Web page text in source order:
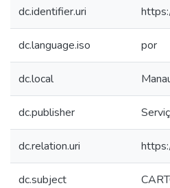
dc.identifier.uri
dc.language.iso por
dc.local
dc.publisher
dc.relation.uri
dc.subject